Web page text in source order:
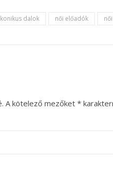
dalok női előadók
A kötelező mezőket *